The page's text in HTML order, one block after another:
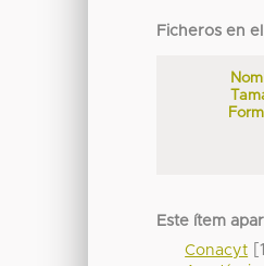
Ficheros en
Este ítem
Conacyt